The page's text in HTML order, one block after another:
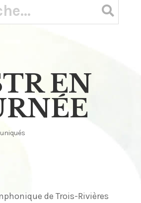
EN
de Trois-Rivières